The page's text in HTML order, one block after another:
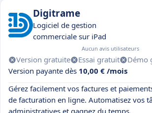
Digitrame
Logiciel de gestion
commerciale sur iPad
Aucun avis utilisateurs
Version gratuite Essai gratuit
Démo
Version payante dès 10,00 € /mois
Gérez facilement vos factures et
de facturation en ligne. Automatisez vos
administratives et gagnez du temps.